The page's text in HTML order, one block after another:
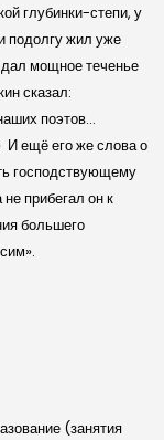
глубинки-­степи, у
подолгу жил уже
мощное теченье
сказал:
поэтов…
И ещё его же слова о
господствующему
прибегал он к
большего
(занятия